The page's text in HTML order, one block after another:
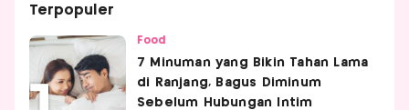
Terpopuler
Food
7 Minuman yang Bikin Tahan Lama
di Ranjang, Bagus Diminum
Sebelum Hubungan Intim